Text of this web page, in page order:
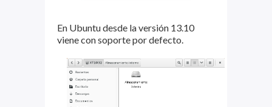
En Ubuntu desde la versión 13.10
viene con soporte por defecto.